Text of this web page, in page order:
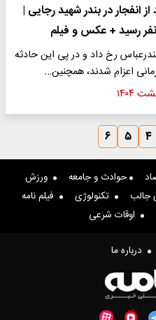
انفجار در بندر شهید رجایی |
رخ داد و در پی این حادثه
۴ ۵ ۶
حوادث و جامعه
ورزش
جالب تکنولوژی
فیلم نامه
اوقات شرعی
درباره ما